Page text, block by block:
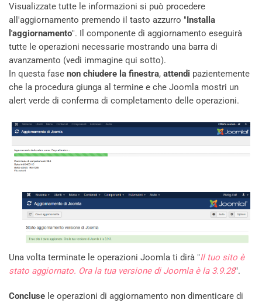
Visualizzate tutte le informazioni si può procedere
all'aggiornamento premendo il tasto azzurro "Installa
l'aggiornamento". Il componente di aggiornamento eseguirà
tutte le operazioni necessarie mostrando una barra di
avanzamento (vedi immagine qui sotto).
In questa fase non chiudere la finestra, attendi pazientemente
che la procedura giunga al termine e che Joomla mostri un
alert verde di conferma di completamento delle operazioni.
Una volta terminate le operazioni Joomla ti dirà "Il tuo sito è
stato aggiornato. Ora la tua versione di Joomla è la 3.9.28".
Concluse le operazioni di aggiornamento non dimenticare di